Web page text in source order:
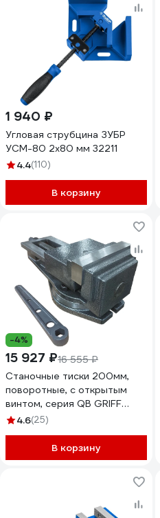
1 940 ₽
Угловая струбцина ЗУБР
УСМ-80 2х80 мм 32211
4.4(110)
В корзину
-4%
15 927 ₽16 555 ₽
Станочные тиски 200мм,
поворотные, с открытым
винтом, серия QB GRIFF
b241203
4.6(25)
В корзину